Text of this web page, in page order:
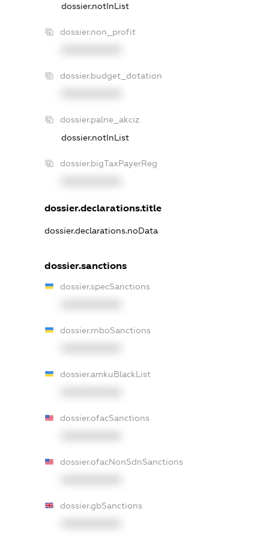
dossier.notInList
dossier.non_profit
dossier.budget_dotation
dossier.palne_akciz
dossier.notInList
dossier.bigTaxPayerReg
dossier.declarations.title
dossier.declarations.noData
dossier.sanctions
dossier.specSanctions
dossier.rnboSanctions
dossier.amkuBlackList
dossier.ofacSanctions
dossier.ofacNonSdnSanctions
dossier.gbSanctions